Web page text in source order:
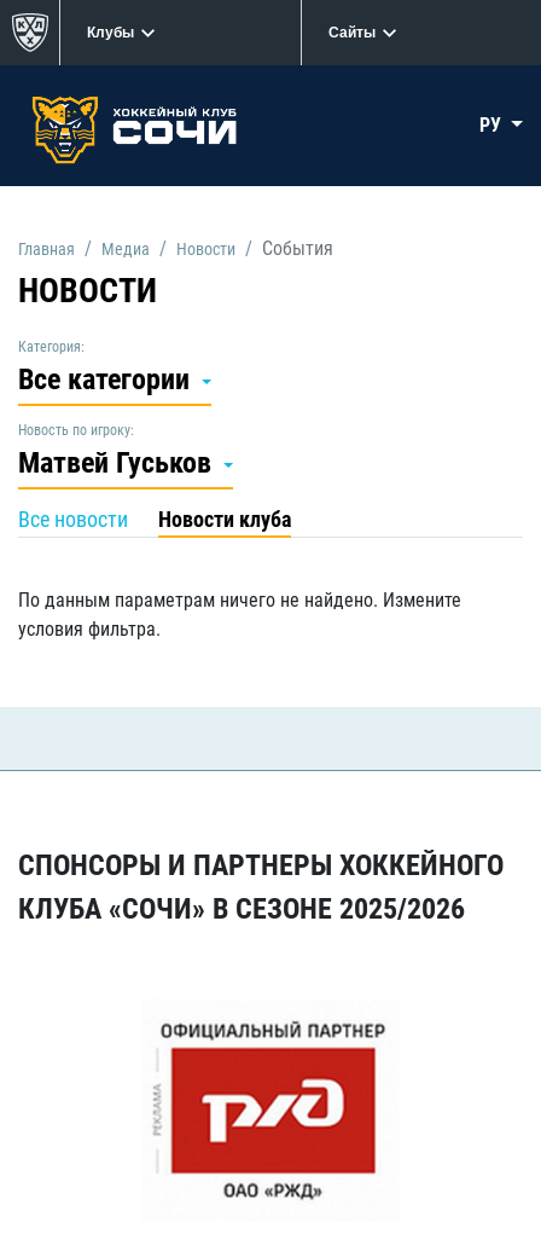
Клубы Сайты
РУ
Главная Медиа Новости События
НОВОСТИ
Категория:
Все категории
Новость по игроку:
Матвей Гуськов
Все новости Новости клуба
По данным параметрам ничего не найдено. Измените
условия фильтра.
СПОНСОРЫ И ПАРТНЕРЫ ХОККЕЙНОГО
КЛУБА «СОЧИ» В СЕЗОНЕ 2025/2026